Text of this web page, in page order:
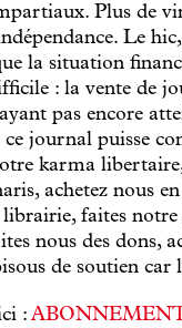
Plus de
Le
la situation
: la vente de
pas encore
ce journal puisse
karma
achetez nous
faites
nous des dons,
de soutien
: ABONNEMENT